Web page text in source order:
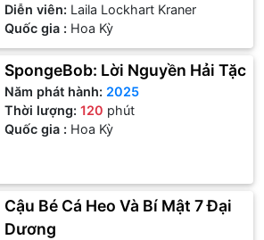
Diễn viên: Laila Lockhart Kraner
Quốc gia : Hoa Kỳ
SpongeBob: Lời Nguyền Hải Tặc
Năm phát hành: 2025
Thời lượng:120 phút
Quốc gia : Hoa Kỳ
Cậu Bé Cá Heo Và Bí Mật 7 Đại
Dương